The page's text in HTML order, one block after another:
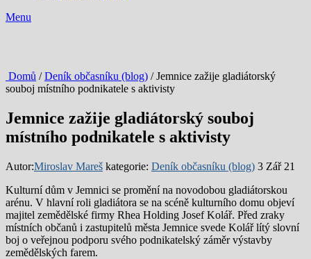
Menu
Domů /Deník občasníku (blog) / Jemnice zažije gladiátorský
souboj místního podnikatele s aktivisty
Jemnice zažije gladiátorský souboj
místního podnikatele s aktivisty
Autor:Miroslav Mareš kategorie: Deník občasníku (blog) 3 Zář 21
Kulturní dům v Jemnici se promění na novodobou gladiátorskou
arénu. V hlavní roli gladiátora se na scéně kulturního domu objeví
majitel zemědělské firmy Rhea Holding Josef Kolář. Před zraky
místních občanů i zastupitelů města Jemnice svede Kolář lítý slovní
boj o veřejnou podporu svého podnikatelský záměr výstavby
zemědělských farem.